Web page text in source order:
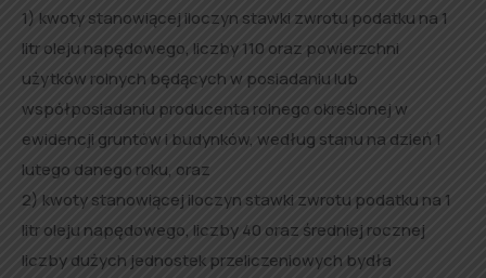
1) kwoty stanowiącej iloczyn stawki zwrotu podatku na 1
litr oleju napędowego, liczby 110 oraz powierzchni
użytków rolnych będących w posiadaniu lub
współposiadaniu producenta rolnego określonej w
ewidencji gruntów i budynków, według stanu na dzień 1
lutego danego roku, oraz
2) kwoty stanowiącej iloczyn stawki zwrotu podatku na 1
litr oleju napędowego, liczby 40 oraz średniej rocznej
liczby dużych jednostek przeliczeniowych bydła